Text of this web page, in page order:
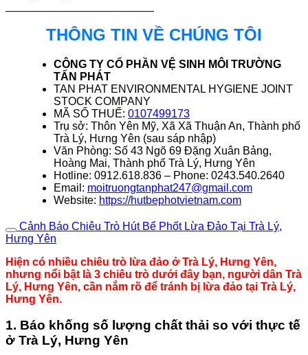
THÔNG TIN VỀ CHÚNG TÔI
CÔNG TY CỔ PHẦN VỆ SINH MÔI TRƯỜNG
TẤN PHÁT
TAN PHAT ENVIRONMENTAL HYGIENE JOINT
STOCK COMPANY
MÃ SỐ THUẾ: 0107499173
Trụ sở: Thôn Yên Mỹ, Xã Xã Thuận An, Thành phố
Trà Lý, Hưng Yên (sau sáp nhập)
Văn Phòng: Số 43 Ngõ 69 Đặng Xuân Bảng,
Hoàng Mai, Thành phố Trà Lý, Hưng Yên
Hotline: 0912.618.836 – Phone: 0243.540.2640
Email: moitruongtanphat247@gmail.com
Website: https://hutbephotvietnam.com
Cảnh Báo Chiêu Trò Hút Bể Phốt Lừa Đảo Tại Trà Lý,
Hưng Yên
Hiện có nhiều chiêu trò lừa đảo ở Trà Lý, Hưng Yên,
nhưng nổi bật là 3 chiêu trò dưới đây bạn, người dân Trà
Lý, Hưng Yên, cần nắm rõ để tránh bị lừa đảo tại Trà Lý,
Hưng Yên.
1. Báo khống số lượng chất thải so với thực tế
ở Trà Lý, Hưng Yên